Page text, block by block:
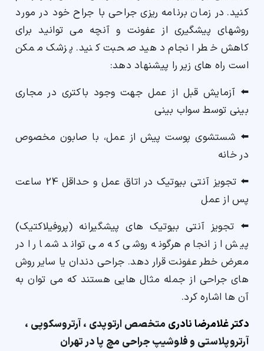
کنید. در زمان برنامه ریزی جراحی با جراح خود در مورد
روشهای پیشگیری از عفونت و آنچه می توانید برای
کاهش خطر انجام دهید صحبت کنید. پزشک ممکن
است راه های زیر را پیشنهاد دهد:
⬅️ آزمایش قبل از عمل جهت وجود باکتری در مجاری
بینی توسط سواب بینی
⬅️ شستشوی پوست پیش از عمل، با صابون مخصوص
در خانه
⬅️ تجویز آنتی بیوتیک در اتاق عمل و حداقل 24 ساعت
پس از عمل
⬅️ تجویز آنتی بیوتیک های پیشگیرانه (پروفیلاکتیک)
پیش از انجام هرگونه روشی که می تواند شما را در
معرض خطر عفونت قرار دهد. جراحی دندان یا سایر روش
های جراحی از جمله مثال هایی هستند که می توان به
آن ها اشاره کرد.
دکتر غلامرضا نادری متخصص ارتوپدی ، آرتروسکوپی ،
آرتروپلاستی و فلوشیپ جراحی مچ پا در تهران